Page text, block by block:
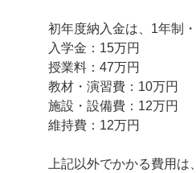
初年度納入金は、1年制
入学金：15万円
授業料：47万円
教材・演習費：10万円
施設・設備費：12万円
維持費：12万円
上記以外でかかる費用